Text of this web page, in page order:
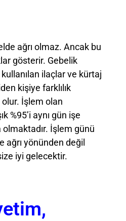
ağrı olmaz. Ancak bu
gösterir. Gebelik
kullanılan ilaçlar ve kürtaj
kişiye farklılık
İşlem olan
%95’i aynı gün işe
İşlem günü
ağrı yönünden değil
iyi gelecektir.